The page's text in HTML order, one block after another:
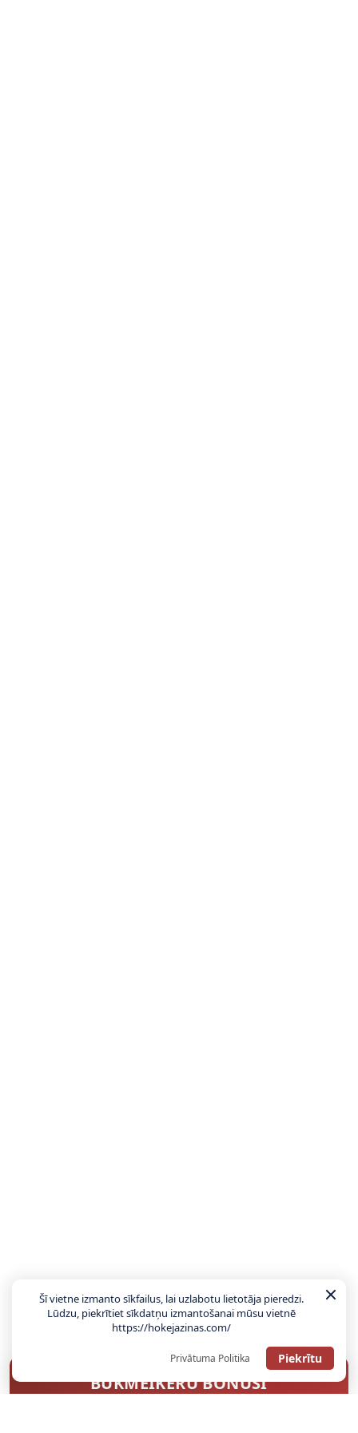
BUKMEIKERU BONUSI
Šī vietne izmanto sīkfailus, lai uzlabotu lietotāja pieredzi.
Lūdzu, piekrītiet sīkdatņu izmantošanai mūsu vietnē
https://hokejazinas.com/
Privātuma Politika Piekrītu